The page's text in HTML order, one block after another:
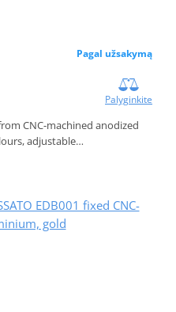
Pagal užsakymą
Palyginkite
CNC-machined anodized
adjustable…
EDB001 fixed CNC-
gold